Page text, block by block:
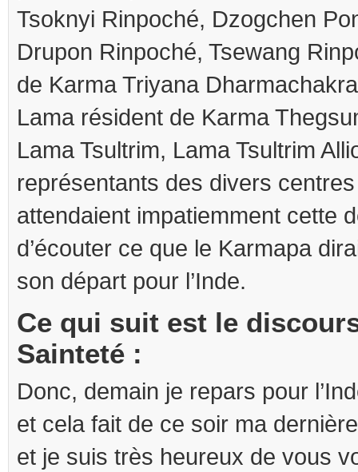
Tsoknyi Rinpoché, Dzogchen
Drupon Rinpoché, Tsewang
de Karma Triyana
Lama résident de Karma
Lama Tsultrim, Lama Tsultrim
représentants des divers
attendaient impatiemment cette
d’écouter ce que le Karmapa
son départ pour l’Inde.
Ce qui suit est le
Sainteté :
Donc, demain je repars pour
et cela fait de ce soir ma
et je suis très heureux de vous